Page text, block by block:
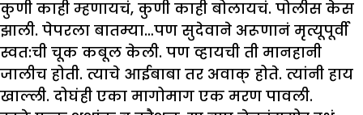
कुणी काही म्हणायचं, कुणी काही बोलायचं. पोलीस केस
झाली. पेपरला बातम्या…पण सुदेवाने अरूणानं मृत्यूपूर्वी
स्वत:ची चूक कबूल केली. पण व्हायची ती मानहानी
जालीच होती. त्याचे आईबाबा तर अवाक् होते. त्यांनी हाय
खाल्ली. दोघंही एका मागोमाग एक मरण पावली.